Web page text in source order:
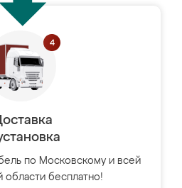
по Московскому и всей
области бесплатно!